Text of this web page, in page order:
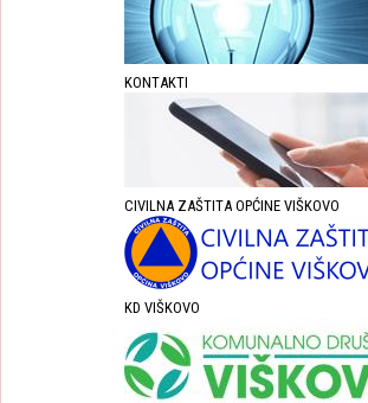
KONTAKTI
CIVILNA ZAŠTITA OPĆINE VIŠKOVO
KD VIŠKOVO